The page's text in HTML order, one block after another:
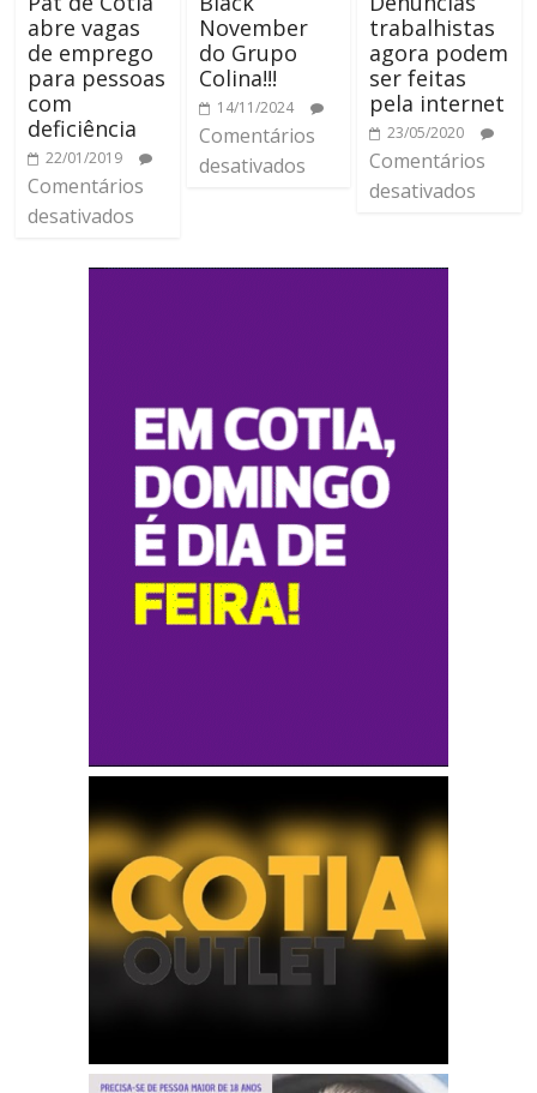
abre vagas
de emprego
para pessoas
com
deficiência
22/01/2019
Comentários
desativados
November
do Grupo
Colina!!!
14/11/2024
Comentários
desativados
trabalhistas
agora podem
ser feitas
pela internet
23/05/2020
Comentários
desativados